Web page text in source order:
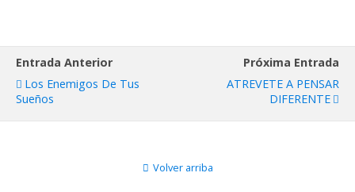
b
o
o
k
er e
dI
l p
ar
ti
r
Entrada Anterior
Los Enemigos De Tus
Sueños
Próxima Entrada
ATREVETE A PENSAR
DIFERENTE
Volver arriba